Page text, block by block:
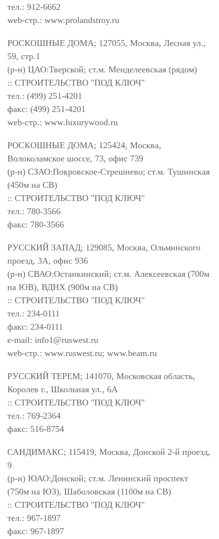
тел.: 912-6662
web-стр.: www.prolandstroy.ru
РОСКОШНЫЕ ДОМА; 127055, Москва, Лесная ул.,
59, стр.1
(р-н) ЦАО:Тверской; ст.м. Менделеевская (рядом)
:: СТРОИТЕЛЬСТВО "ПОД КЛЮЧ"
тел.: (499) 251-4201
факс: (499) 251-4201
web-стр.: www.luxurywood.ru
РОСКОШНЫЕ ДОМА; 125424, Москва,
Волоколамское шоссе, 73, офис 739
(р-н) СЗАО:Покровское-Стрешнево; ст.м. Тушинская
(450м на СВ)
:: СТРОИТЕЛЬСТВО "ПОД КЛЮЧ"
тел.: 780-3566
факс: 780-3566
РУССКИЙ ЗАПАД; 129085, Москва, Ольминского
проезд, 3А, офис 936
(р-н) СВАО:Останкинский; ст.м. Алексеевская (700м
на ЮВ), ВДНХ (900м на СВ)
:: СТРОИТЕЛЬСТВО "ПОД КЛЮЧ"
тел.: 234-0111
факс: 234-0111
e-mail: info1@ruswest.ru
web-стр.: www.ruswest.ru; www.beam.ru
РУССКИЙ ТЕРЕМ; 141070, Московская область,
Королев г., Школьная ул., 6А
:: СТРОИТЕЛЬСТВО "ПОД КЛЮЧ"
тел.: 769-2364
факс: 516-8754
САНДИМАКС; 115419, Москва, Донской 2-й проезд,
9
(р-н) ЮАО:Донской; ст.м. Ленинский проспект
(750м на ЮЗ), Шаболовская (1100м на СВ)
:: СТРОИТЕЛЬСТВО "ПОД КЛЮЧ"
тел.: 967-1897
факс: 967-1897